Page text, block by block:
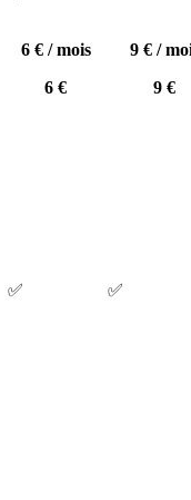
6 € / mois
6 €
9 € /
9 €
✅ ✅